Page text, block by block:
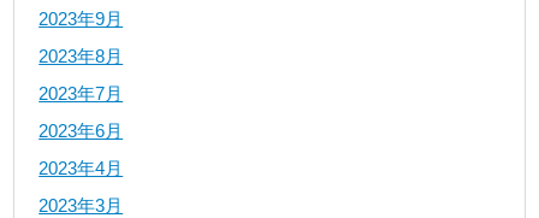
2023年9月
2023年8月
2023年7月
2023年6月
2023年4月
2023年3月